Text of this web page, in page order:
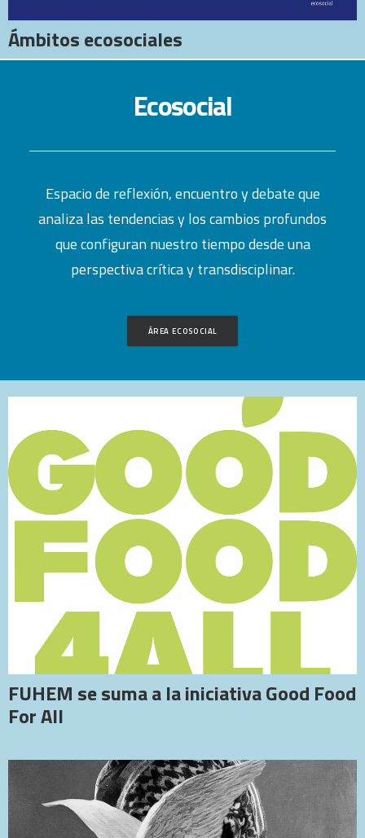
Ámbitos ecosociales
Ecosocial
Espacio de reflexión, encuentro y debate que
analiza las tendencias y los cambios profundos
que configuran nuestro tiempo desde una
perspectiva crítica y transdisciplinar.
ÁREA ECOSOCIAL
FUHEM se suma a la iniciativa Good Food
For All